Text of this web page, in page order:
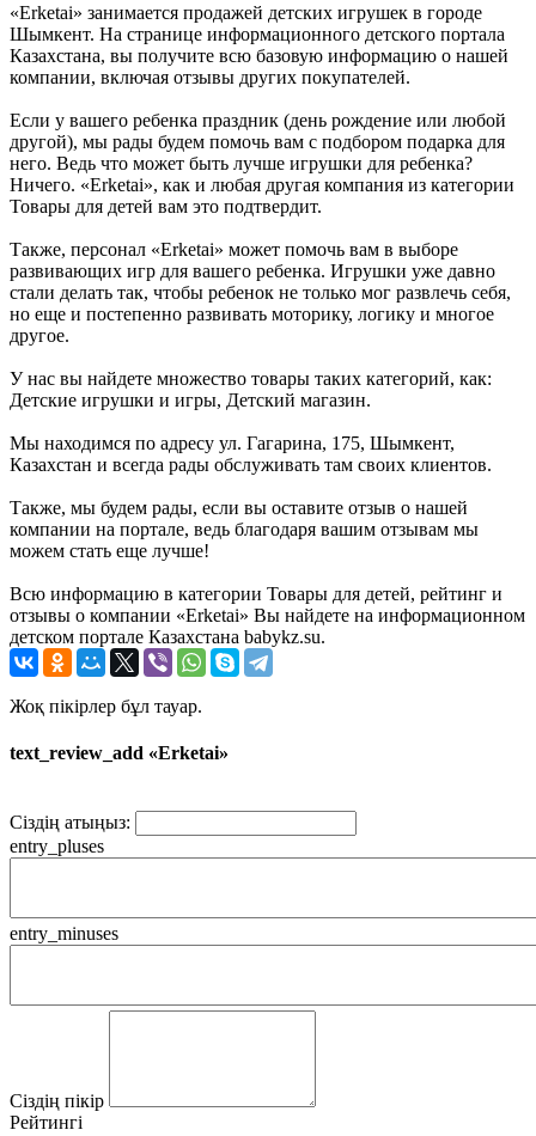
«Erketai» занимается продажей детских игрушек в городе
Шымкент. На странице информационного детского портала
Казахстана, вы получите всю базовую информацию о нашей
компании, включая отзывы других покупателей.
Если у вашего ребенка праздник (день рождение или любой
другой), мы рады будем помочь вам с подбором подарка для
него. Ведь что может быть лучше игрушки для ребенка?
Ничего. «Erketai», как и любая другая компания из категории
Товары для детей вам это подтвердит.
Также, персонал «Erketai» может помочь вам в выборе
развивающих игр для вашего ребенка. Игрушки уже давно
стали делать так, чтобы ребенок не только мог развлечь себя,
но еще и постепенно развивать моторику, логику и многое
другое.
У нас вы найдете множество товары таких категорий, как:
Детские игрушки и игры, Детский магазин.
Мы находимся по адресу ул. Гагарина, 175, Шымкент,
Казахстан и всегда рады обслуживать там своих клиентов.
Также, мы будем рады, если вы оставите отзыв о нашей
компании на портале, ведь благодаря вашим отзывам мы
можем стать еще лучше!
Всю информацию в категории Товары для детей, рейтинг и
отзывы о компании «Erketai» Вы найдете на информационном
детском портале Казахстана babykz.su.
Жоқ пікірлер бұл тауар.
text_review_add «Erketai»
Сіздің атыңыз:
entry_pluses
entry_minuses
Сіздің пікір
Рейтингі